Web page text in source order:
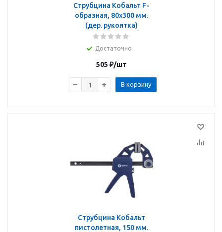
Струбцина Кобальт F-
образная, 80x300 мм.
(дер. рукоятка)
Достаточно
505 ₽/шт
В корзину
Струбцина Кобальт
пистолетная, 150 мм.